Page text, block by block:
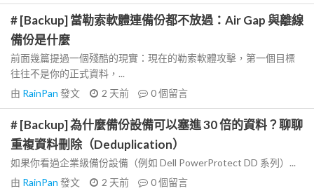
# [Backup] 當勒索軟體連備份都不放過：Air Gap 與離線
備份是什麼
前面幾篇提過一個殘酷的現實：現在的勒索軟體攻擊，第一個目標
往往不是你的正式資料，...
由 RainPan 發文 2 天前 0個留言
# [Backup] 為什麼備份設備可以塞進 30 倍的資料？聊聊
重複資料刪除（Deduplication）
如果你看過企業級備份設備（例如 Dell PowerProtect DD 系列）...
由 RainPan 發文 2 天前 0個留言